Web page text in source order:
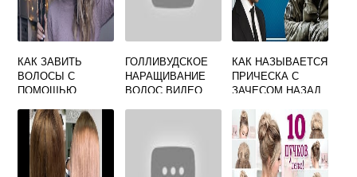
КАК ЗАВИТЬ
ВОЛОСЫ С
ПОМОЩЬЮ
ГОЛЛИВУДСКОЕ
НАРАЩИВАНИЕ
ВОЛОС ВИДЕО
КАК НАЗЫВАЕТСЯ
ПРИЧЕСКА С
ЗАЧЕСОМ НАЗАД